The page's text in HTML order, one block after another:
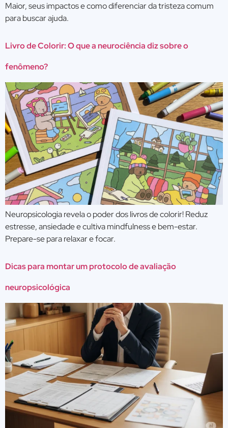
Maior, seus impactos e como diferenciar da tristeza comum
para buscar ajuda.
Livro de Colorir: O que a neurociência diz sobre o
fenômeno?
Neuropsicologia revela o poder dos livros de colorir! Reduz
estresse, ansiedade e cultiva mindfulness e bem-estar.
Prepare-se para relaxar e focar.
Dicas para montar um protocolo de avaliação
neuropsicológica